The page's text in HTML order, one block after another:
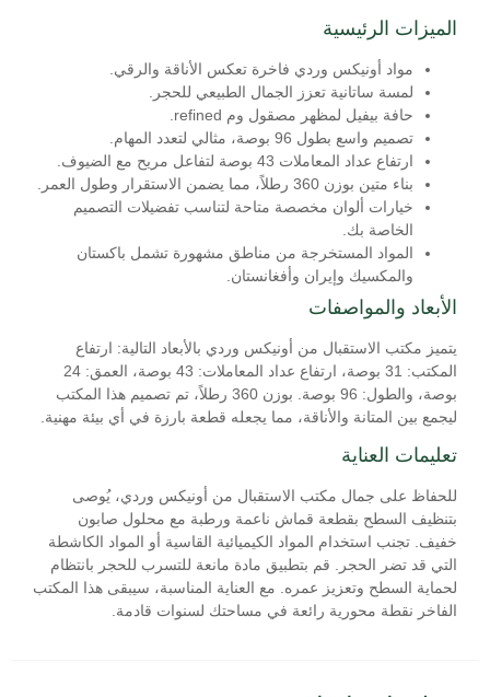
الميزات الرئيسية
مواد أونيكس وردي فاخرة تعكس الأناقة والرقي.
لمسة ساتانية تعزز الجمال الطبيعي للحجر.
حافة بيفيل لمظهر مصقول وم refined.
تصميم واسع بطول 96 بوصة، مثالي لتعدد المهام.
ارتفاع عداد المعاملات 43 بوصة لتفاعل مريح مع الضيوف.
بناء متين بوزن 360 رطلاً، مما يضمن الاستقرار وطول العمر.
خيارات ألوان مخصصة متاحة لتناسب تفضيلات التصميم
الخاصة بك.
المواد المستخرجة من مناطق مشهورة تشمل باكستان
والمكسيك وإيران وأفغانستان.
الأبعاد والمواصفات
يتميز مكتب الاستقبال من أونيكس وردي بالأبعاد التالية: ارتفاع
المكتب: 31 بوصة، ارتفاع عداد المعاملات: 43 بوصة، العمق: 24
بوصة، والطول: 96 بوصة. بوزن 360 رطلاً، تم تصميم هذا المكتب
ليجمع بين المتانة والأناقة، مما يجعله قطعة بارزة في أي بيئة مهنية.
تعليمات العناية
للحفاظ على جمال مكتب الاستقبال من أونيكس وردي، يُوصى
بتنظيف السطح بقطعة قماش ناعمة ورطبة مع محلول صابون
خفيف. تجنب استخدام المواد الكيميائية القاسية أو المواد الكاشطة
التي قد تضر الحجر. قم بتطبيق مادة مانعة للتسرب للحجر بانتظام
لحماية السطح وتعزيز عمره. مع العناية المناسبة، سيبقى هذا المكتب
الفاخر نقطة محورية رائعة في مساحتك لسنوات قادمة.